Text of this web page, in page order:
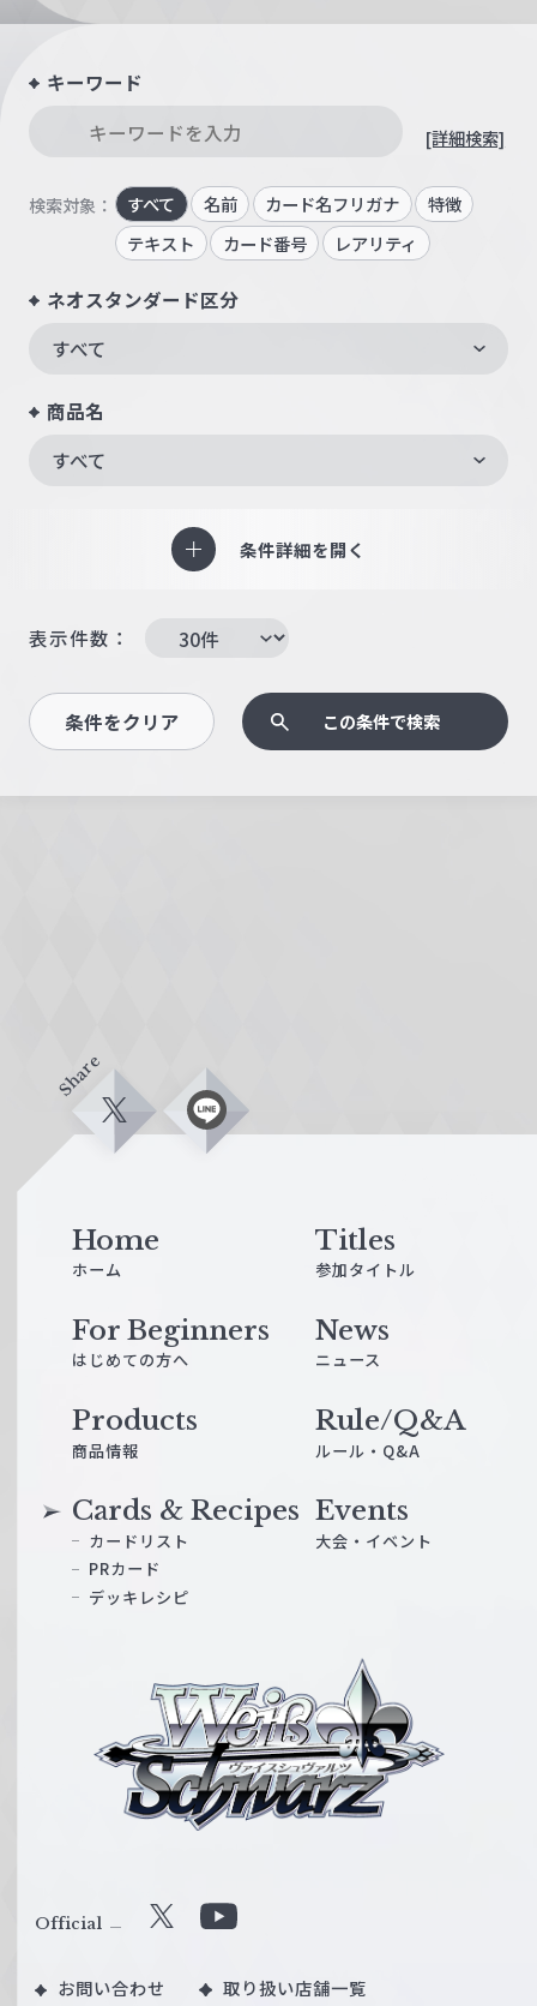
キーワード
[詳細検索]
検索対象： すべて 名前 カード名フリガナ
特徴
テキスト
カード番号 レアリティ
ネオスタンダード区分
すべて
商品名
すべて
条件詳細を開く
表示件数：
条件をクリア この条件で検索
Share
X L
ス
ル
Home
ホーム
Titles
参加タイトル
For Beginners
はじめての方へ
News
ニュース
Products
商品情報
Cards & Recipes
カードリスト
PRカード
デッキレシピ
Events
大会・イベント
Rule/Q&A
ルール・Q&A
Official X
u
お問い合わせ 取り扱い店舗一覧